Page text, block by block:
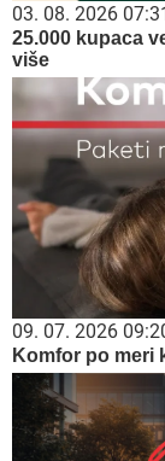
03. 08. 2026
25.000 kupaca
više
09. 07. 2026
Komfor po meri